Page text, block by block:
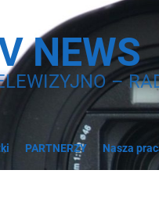
NEWS
–
PARTNERZY Nasza